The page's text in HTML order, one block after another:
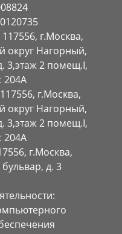
117556, г.Москва,
округ Нагорный,
3,этаж 2 помещ.I,
204А
117556, г.Москва,
округ Нагорный,
3,этаж 2 помещ.I,
204А
г.Москва,
д. 3